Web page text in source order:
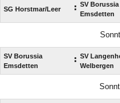
SG Horstmar/​Leer : SV Borussia
Emsdetten
SV Borussia
Emsdetten
: SV
Welbergen